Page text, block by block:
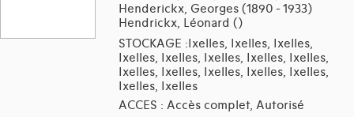
Henderickx, Georges (1890 - 1933)
Hendrickx, Léonard ()
STOCKAGE :Ixelles, Ixelles, Ixelles,
Ixelles, Ixelles, Ixelles, Ixelles, Ixelles,
Ixelles, Ixelles, Ixelles, Ixelles, Ixelles,
Ixelles, Ixelles
ACCES : Accès complet, Autorisé